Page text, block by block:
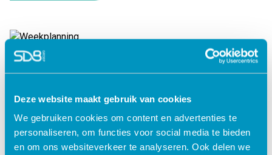
Deze website maakt gebruik van cookies
We gebruiken cookies om content en advertenties te
personaliseren, om functies voor social media te bieden
en om ons websiteverkeer te analyseren. Ook delen we
Weekplanning